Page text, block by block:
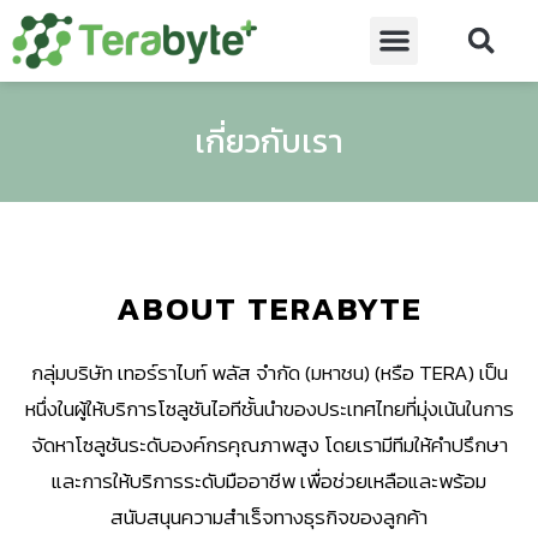
เกี่ยวกับเรา
ABOUT TERABYTE
กลุ่มบริษัท เทอร์ราไบท์ พลัส จำกัด (มหาชน) (หรือ TERA) เป็น
หนึ่งในผู้ให้บริการโซลูชันไอทีชั้นนำของประเทศไทยที่มุ่งเน้นในการ
จัดหาโซลูชันระดับองค์กรคุณภาพสูง โดยเรามีทีมให้คำปรึกษา
และการให้บริการระดับมืออาชีพ เพื่อช่วยเหลือและพร้อม
สนับสนุนความสำเร็จทางธุรกิจของลูกค้า